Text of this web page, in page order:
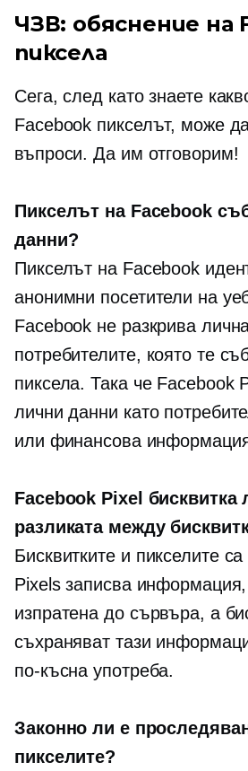
ЧЗВ: обяснение на
пиксела
Сега, след като знаете
Facebook пикселът, може
въпроси. Да им отговорим!
Пикселът на Facebook
данни?
Пикселът на Facebook
анонимни посетители на
Facebook не разкрива
потребителите, която те
пиксела. Така че Facebook
лични данни като
или финансова
Facebook Pixel бисквитка
разликата между
Бисквитките и пикселите
Pixels записва
изпратена до сървъра, а
съхраняват тази
по-късна употреба.
Законно ли е
пикселите?